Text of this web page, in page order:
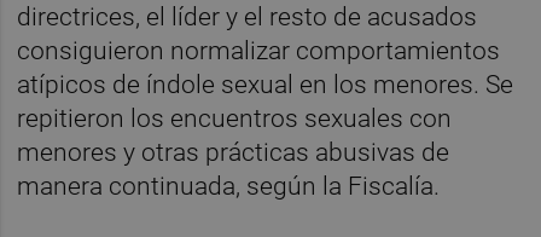
directrices, el líder y el resto de acusados
consiguieron normalizar comportamientos
atípicos de índole sexual en los menores. Se
repitieron los encuentros sexuales con
menores y otras prácticas abusivas de
manera continuada, según la Fiscalía.